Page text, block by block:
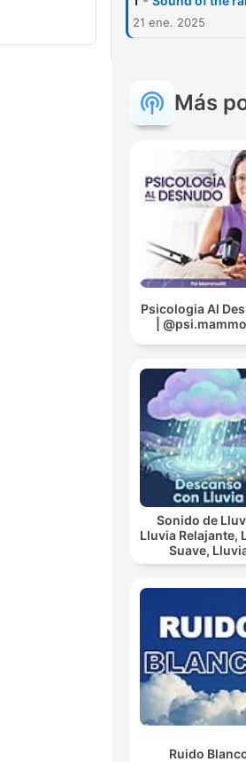
21 ene. 2025
Más
Psicologia Al
|
Sonido de
Lluvia Relajante, Lluvia
Suave, Lluvia
Nocturna,
Ruido